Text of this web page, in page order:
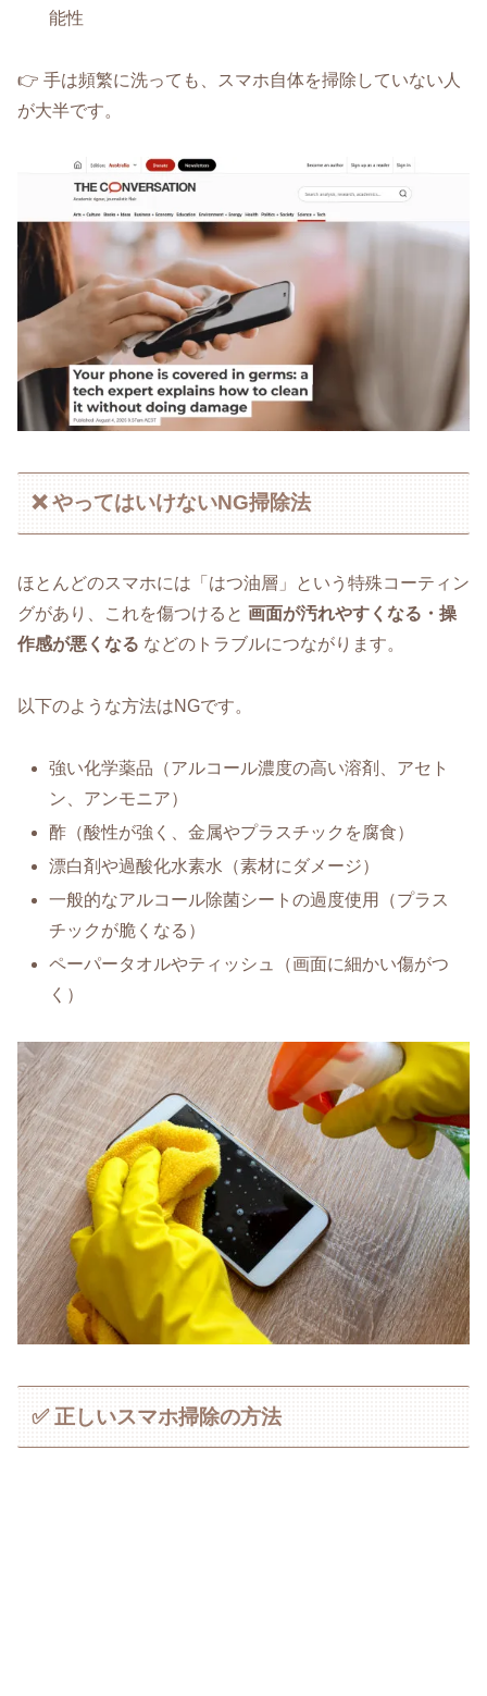
能性
👉 手は頻繁に洗っても、スマホ自体を掃除していない人
が大半です。
❌ やってはいけないNG掃除法
ほとんどのスマホには「はつ油層」という特殊コーティン
グがあり、これを傷つけると 画面が汚れやすくなる・操
作感が悪くなる などのトラブルにつながります。
以下のような方法はNGです。
強い化学薬品（アルコール濃度の高い溶剤、アセト
ン、アンモニア）
酢（酸性が強く、金属やプラスチックを腐食）
漂白剤や過酸化水素水（素材にダメージ）
一般的なアルコール除菌シートの過度使用（プラス
チックが脆くなる）
ペーパータオルやティッシュ（画面に細かい傷がつ
く）
✅ 正しいスマホ掃除の方法